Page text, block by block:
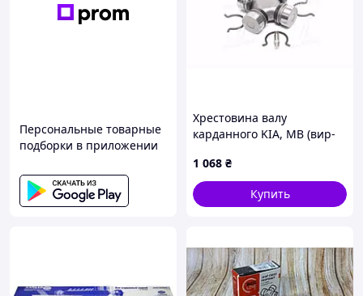
Персональные товарные
подборки в приложении
Хрестовина валу
карданного KIA, MB (вир-
1 068 ₴
Купить